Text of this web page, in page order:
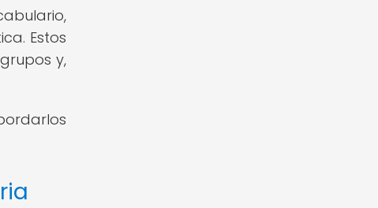
Estos
y,